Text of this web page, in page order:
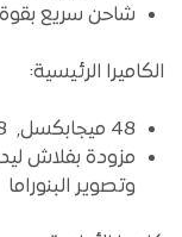
شاحن سريع بقوة 33 وات
الكاميرا الرئيسية:
48 ميجابكسل, 8 ميجابكسل, 2 ميجابكسل, 2 ميجابكسل
مزودة بفلاش
وتصوير البنوراما